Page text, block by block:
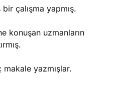
çalışma yapmış.
konuşan uzmanların
yazmışlar.